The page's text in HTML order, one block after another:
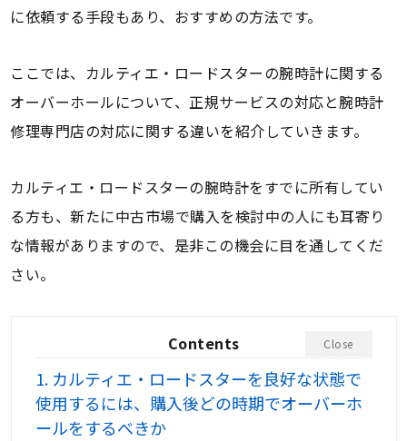
に依頼する手段もあり、おすすめの方法です。
ここでは、カルティエ・ロードスターの腕時計に関する
オーバーホールについて、正規サービスの対応と腕時計
修理専門店の対応に関する違いを紹介していきます。
カルティエ・ロードスターの腕時計をすでに所有してい
る方も、新たに中古市場で購入を検討中の人にも耳寄り
な情報がありますので、是非この機会に目を通してくだ
さい。
Contents Close
1.カルティエ・ロードスターを良好な状態で
使用するには、購入後どの時期でオーバーホ
ールをするべきか